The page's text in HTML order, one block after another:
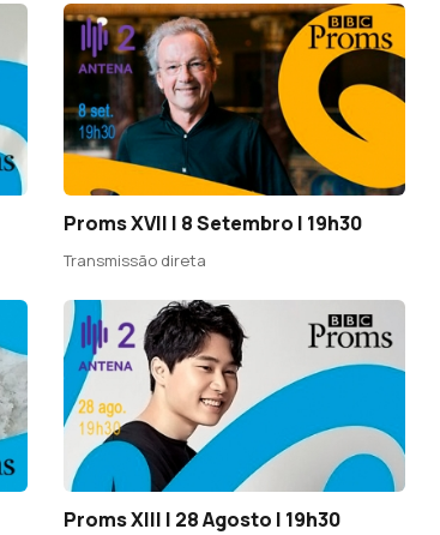
Proms XVII | 8 Setembro | 19h30
Transmissão direta
Proms XIII | 28 Agosto | 19h30